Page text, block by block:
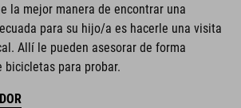
la mejor manera de encontrar una
para su hijo/a es hacerle una visita
Allí le pueden asesorar de forma
bicicletas para probar.